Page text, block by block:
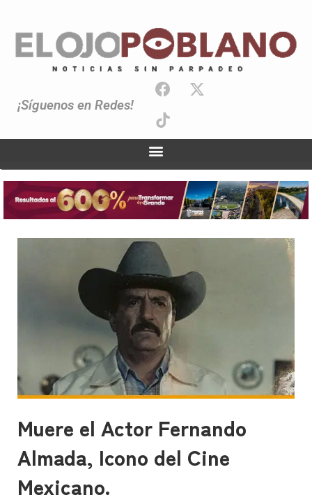
¡Síguenos en Redes!
Muere el Actor Fernando
Almada, Icono del Cine
Mexicano.